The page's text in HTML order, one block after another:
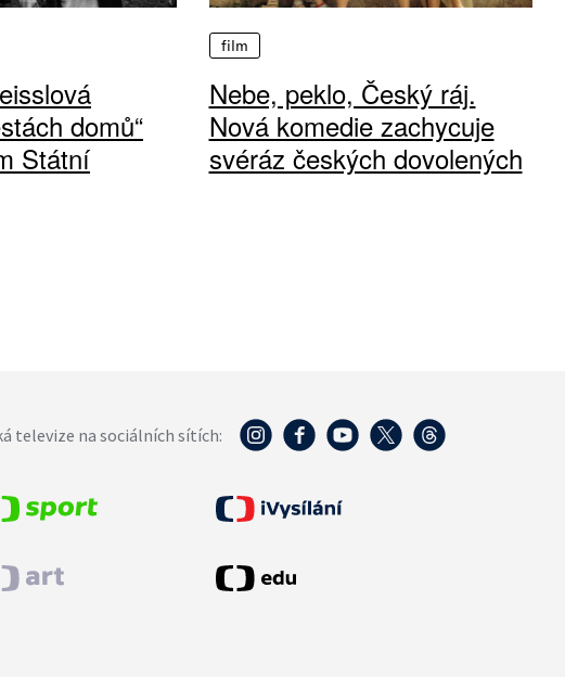
domů“
Státní
film
Nebe, peklo, Český ráj.
Nová komedie zachycuje
svéráz českých dovolených
televize na sociálních sítích: